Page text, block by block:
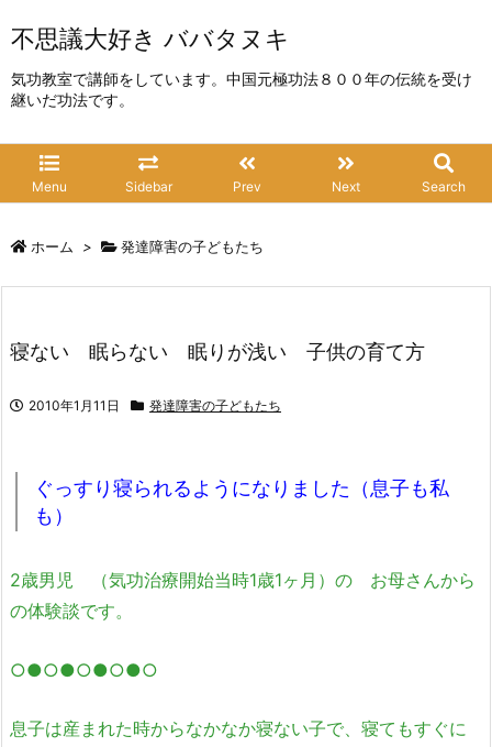
不思議大好き ババタヌキ
気功教室で講師をしています。中国元極功法８００年の伝統を受け
継いだ功法です。
Menu Sidebar Prev Next Search
ホーム > 発達障害の子どもたち
寝ない 眠らない 眠りが浅い 子供の育て方
2010年1月11日 発達障害の子どもたち
ぐっすり寝られるようになりました（息子も私
も）
2歳男児 （気功治療開始当時1歳1ヶ月）の お母さんから
の体験談です。
○●○●○●○●○
息子は産まれた時からなかなか寝ない子で、寝てもすぐに